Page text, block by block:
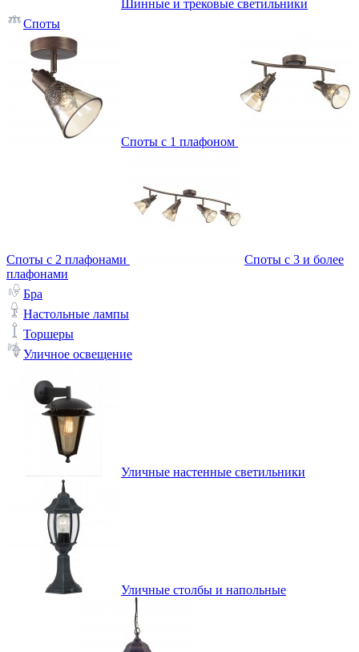
Шинные и трековые светильники
Споты
Споты с 1 плафоном
Споты с 2 плафонами
Споты с 3 и более
плафонами
Бра
Настольные лампы
Торшеры
Уличное освещение
Уличные настенные светильники
Уличные столбы и напольные